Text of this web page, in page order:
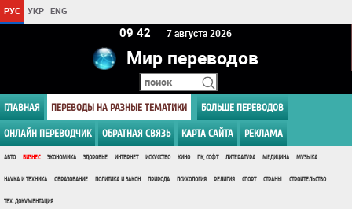
РУС УКР ENG
09:42 7 августа 2026
Мир переводов
ГЛАВНАЯ ПЕРЕВОДЫ НА РАЗНЫЕ ТЕМАТИКИ БОЛЬШЕ ПЕРЕВОДОВ
ОНЛАЙН ПЕРЕВОДЧИК ОБРАТНАЯ СВЯЗЬ КАРТА САЙТА РЕКЛАМА
АВТО БИЗНЕС ЭКОНОМИКА ЗДОРОВЬЕ ИНТЕРНЕТ ИСКУССТВО КИНО ПК, СОФТ ЛИТЕРАТУРА МЕДИЦИНА МУЗЫКА
НАУКА И ТЕХНИКА ОБРАЗОВАНИЕ ПОЛИТИКА И ЗАКОН ПРИРОДА ПСИХОЛОГИЯ РЕЛИГИЯ СПОРТ СТРАНЫ СТРОИТЕЛЬСТВО
ТЕХ. ДОКУМЕНТАЦИЯ